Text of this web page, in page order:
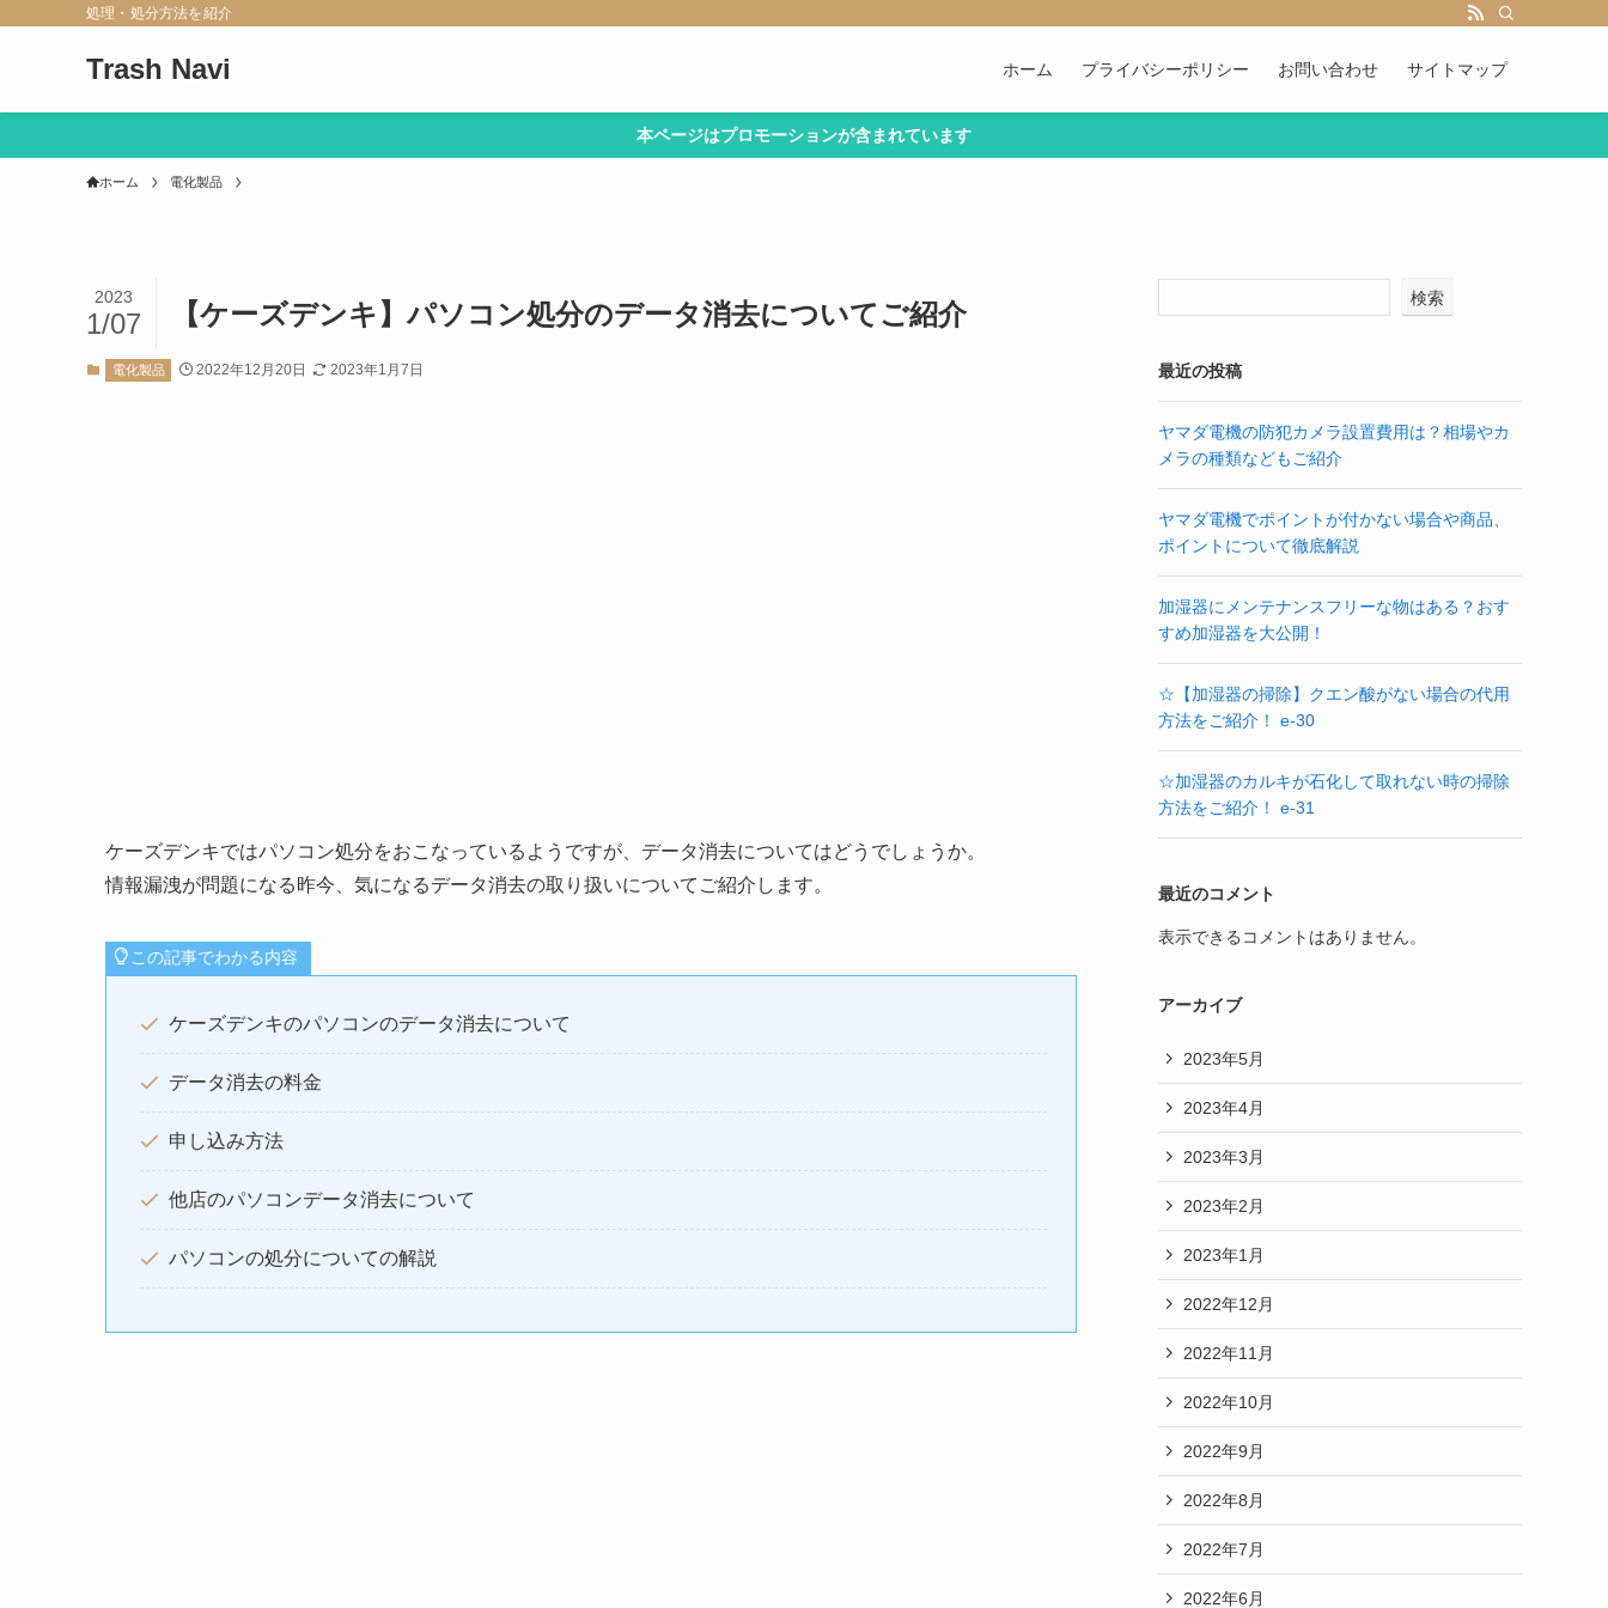
処理・処分方法を紹介
Trash Navi ホーム プライバシーポリシー お問い合わせ サイトマップ
本ページはプロモーションが含まれています
ホーム 電化製品
【ケーズデンキ】パソコン処分のデータ消去についてご紹介
2023
1/07
電化製品 2022年12月20日 2023年1月7日
ケーズデンキではパソコン処分をおこなっているようですが、データ消去についてはどうでしょうか。
情報漏洩が問題になる昨今、気になるデータ消去の取り扱いについてご紹介します。
この記事でわかる内容
ケーズデンキのパソコンのデータ消去について
データ消去の料金
申し込み方法
他店のパソコンデータ消去について
パソコンの処分についての解説
検索
最近の投稿
ヤマダ電機の防犯カメラ設置費用は？相場やカ
メラの種類などもご紹介
ヤマダ電機でポイントが付かない場合や商品、
ポイントについて徹底解説
加湿器にメンテナンスフリーな物はある？おす
すめ加湿器を大公開！
☆【加湿器の掃除】クエン酸がない場合の代用
方法をご紹介！ e-30
☆加湿器のカルキが石化して取れない時の掃除
方法をご紹介！ e-31
最近のコメント
表示できるコメントはありません。
アーカイブ
2023年5月
2023年4月
2023年3月
2023年2月
2023年1月
2022年12月
2022年11月
2022年10月
2022年9月
2022年8月
2022年7月
2022年6月